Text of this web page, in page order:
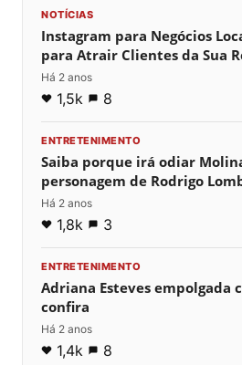
NOTÍCIAS
Instagram para Negócios
para Atrair Clientes da Sua
Há 2 anos
1,5k 8
ENTRETENIMENTO
Saiba porque irá odiar
personagem de Rodrigo
Há 2 anos
1,8k 3
ENTRETENIMENTO
Adriana Esteves empolgada
confira
Há 2 anos
1,4k 8